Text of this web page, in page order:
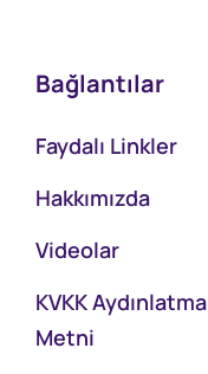
Bağlantılar
Faydalı Linkler
Hakkımızda
Videolar
KVKK Aydınlatma
Metni